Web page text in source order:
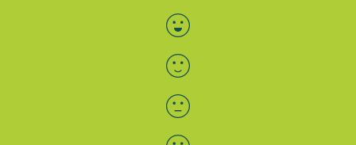
Bewertung auswählen